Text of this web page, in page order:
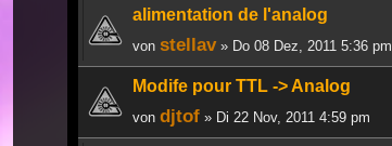
alimentation de l'analog
von stellav» Do 08 Dez, 2011 5:36 pm
Modife pour TTL -> Analog
von djtof » Di 22 Nov, 2011 4:59 pm